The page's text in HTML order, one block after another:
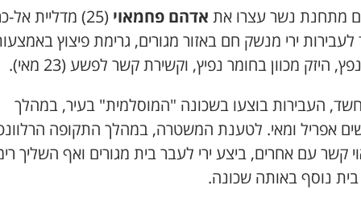
מתחנת נשר עצרו את אדהם פחמאוי
(25) מדליית
ירי מנשק חם באזור מגורים, גרימת פיצוץ
היזק מכוון בחומר נפיץ, וקשירת קשר לפשע (23 מאי).
העבירות בוצעו בשכונה "המוסלמית" בעיר, במהלך
אפריל ומאי. לטענת המשטרה, במהלך התקופה
קשר עם אחרים, ביצע ירי לעבר בית מגורים ואף השליך
נוסף באותה שכונה.